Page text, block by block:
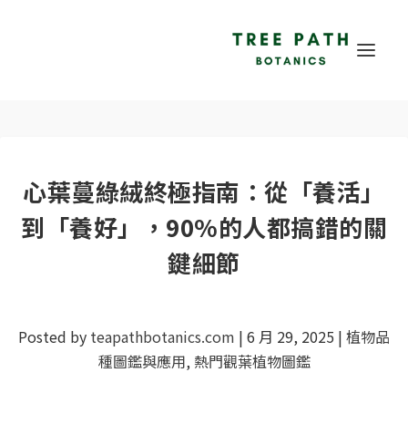
心葉蔓綠絨終極指南：從「養活」
到「養好」，90%的人都搞錯的關
鍵細節
Posted by teapathbotanics.com | 6 月 29, 2025 | 植物品
種圖鑑與應用, 熱門觀葉植物圖鑑